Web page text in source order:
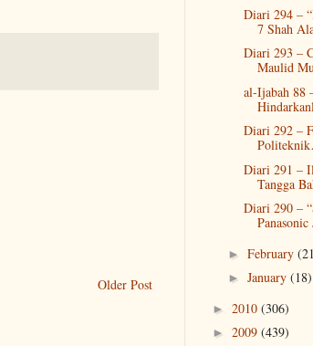
Older Post
Diari 294 –
7 Shah
Diari 293 –
Maulid
al-Ijabah 88
Diari 292 –
Diari 291 –
Tangga
Diari 290 –
► February
► January (18)
► 2010 (306)
► 2009 (439)